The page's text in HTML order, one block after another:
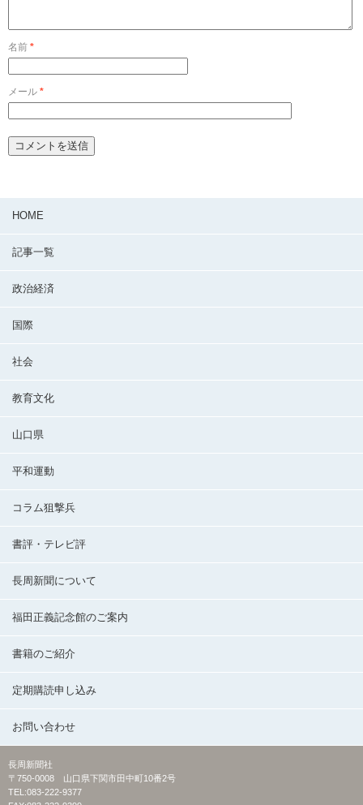
名前 *
メール *
HOME
記事一覧
政治経済
国際
社会
教育文化
山口県
平和運動
コラム狙撃兵
書評・テレビ評
長周新聞について
福田正義記念館のご案内
書籍のご紹介
定期購読申し込み
お問い合わせ
長周新聞社
〒750-0008 山口県下関市田中町10番2号
TEL:083-222-9377